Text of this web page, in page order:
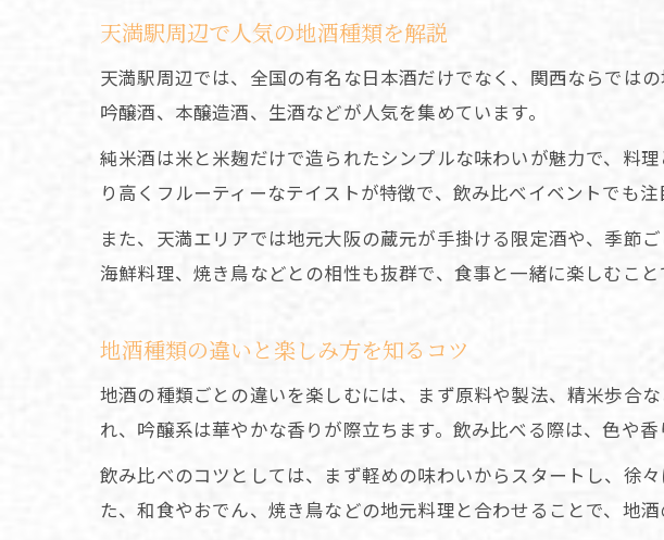
地酒・
日本酒飲
地酒イベ
注目の種類を
日本酒専
飲み比べ
地酒イベ
初めてでも安
天満駅周辺で人気の地酒種類を解説
天満駅周辺では、全国の有名な日本酒だけでなく、関西ならでは
吟醸酒、本醸造酒、生酒などが人気を集めています。
純米酒は米と米麹だけで造られたシンプルな味わいが魅力で、料
り高くフルーティーなテイストが特徴で、飲み比べイベントでも注
また、天満エリアでは地元大阪の蔵元が手掛ける限定酒や、季節
海鮮料理、焼き鳥などとの相性も抜群で、食事と一緒に楽しむこ
地酒種類の違いと楽しみ方を知るコツ
地酒の種類ごとの違いを楽しむには、まず原料や製法、精米歩合
れ、吟醸系は華やかな香りが際立ちます。飲み比べる際は、色や
飲み比べのコツとしては、まず軽めの味わいからスタートし、徐
た、和食やおでん、焼き鳥などの地元料理と合わせることで、地酒